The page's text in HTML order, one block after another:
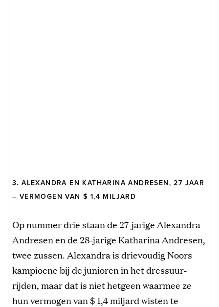
3. ALEXANDRA EN KATHARINA ANDRESEN, 27 JAAR
– VERMOGEN VAN $ 1,4 MILJARD
Op nummer drie staan de 27-jarige Alexandra
Andresen en de 28-jarige Katharina Andresen,
twee zussen. Alexandra is drievoudig Noors
kampioene bij de junioren in het dressuur-
rijden, maar dat is niet hetgeen waarmee ze
hun vermogen van $ 1,4 miljard wisten te